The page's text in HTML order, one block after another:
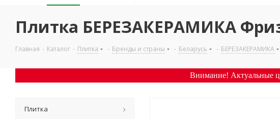
Плитка БЕРЕЗАКЕРАМИКА
Главная - Каталог - Плитка - Бренды и страны - Беларусь - БЕРЕЗАКЕРАМИКА
Внимание! Актуальные
Плитка